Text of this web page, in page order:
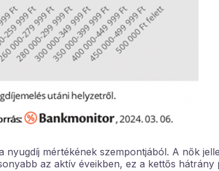
mértékének szempontjából. A nők
az aktív éveikben, ez a kettős hátrány